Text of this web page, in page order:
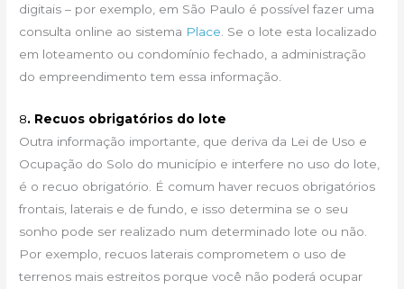
digitais – por exemplo, em São Paulo é possível fazer uma
consulta online ao sistema Place . Se o lote esta localizado
em loteamento ou condomínio fechado, a administração
do empreendimento tem essa informação.
8. Recuos obrigatórios do lote
Outra informação importante, que deriva da Lei de Uso e
Ocupação do Solo do município e interfere no uso do lote,
é o recuo obrigatório. É comum haver recuos obrigatórios
frontais, laterais e de fundo, e isso determina se o seu
sonho pode ser realizado num determinado lote ou não.
Por exemplo, recuos laterais comprometem o uso de
terrenos mais estreitos porque você não poderá ocupar